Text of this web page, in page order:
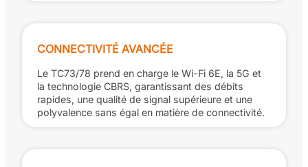
CONNECTIVITÉ AVANCÉE
Le TC73/78 prend en charge le Wi-Fi 6E, la 5G et
la technologie CBRS, garantissant des débits
rapides, une qualité de signal supérieure et une
polyvalence sans égal en matière de connectivité.